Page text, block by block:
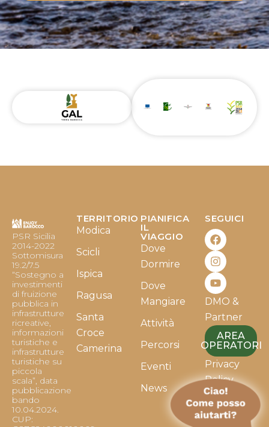
PSR Sicilia
2014-2022
Sottomisura
19.2/7.5
“Sostegno a
investimenti
di fruizione
pubblica in
infrastrutture
ricreative,
informazioni
turistiche e
infrastrutture
turistiche su
piccola
scala”, data
pubblicazione
bando
10.04.2024.
CUP:
TERRITORIO
Modica
Scicli
Ispica
Ragusa
Santa
Croce
Camerina
PIANIFICA
IL
VIAGGIO
Dove
Dormire
Dove
Mangiare
Attività
Percorsi
Eventi
News
SEGUICI
F
a
c
e
b
o
o
k
I
n
s
t
a
g
r
a
m
Y
o
u
t
u
b
e
DMO &
Partner
AREA
OPERATORI
Privacy
Policy
Cookie
Policy